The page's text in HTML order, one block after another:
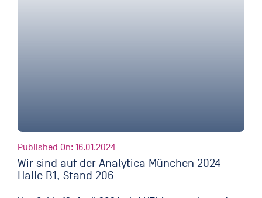
Published On: 16.01.2024
Wir sind auf der Analytica München 2024 –
Halle B1, Stand 206